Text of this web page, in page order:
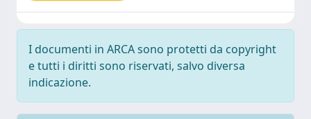
I documenti in ARCA sono protetti da copyright
e tutti i diritti sono riservati, salvo diversa
indicazione.